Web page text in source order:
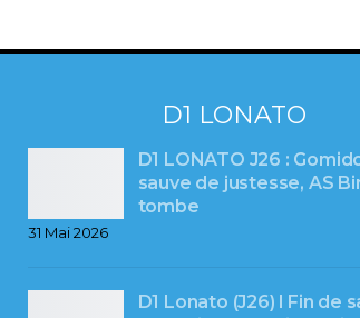
D1 LONATO
D1 LONATO J26 :
sauve de justesse, AS
tombe
31 Mai 2026
D1 Lonato (J26) l Fin de